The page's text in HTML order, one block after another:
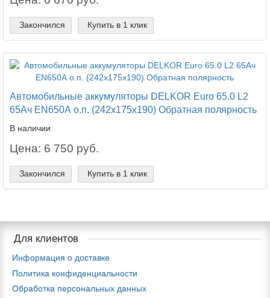
Закончился Купить в 1 клик
Автомобильные аккумуляторы DELKOR Euro 65.0 L2
65Ач EN650А о.п. (242х175х190) Обратная полярность
В наличии
Цена: 6 750 руб.
Закончился Купить в 1 клик
Для клиентов
Информация о доставке
Политика конфиденциальности
Обработка персональных данных